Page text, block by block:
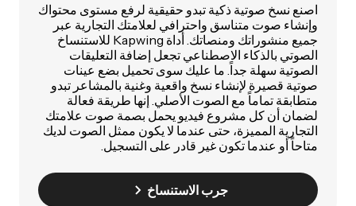
اصنع نسخ صوتية ذكية تبدو حقيقية لرفع مستوى محتواك
وإنشاء صوت متناسق واحترافي لعلامتك التجارية عبر
جميع منشوراتك ومنصاتك. أداة Kapwing للاستنساخ
الصوتي بالذكاء الاصطناعي تجعل إضافة التعليقات
الصوتية سهلة جداً. ما عليك سوى تحميل بضع عينات
صوتية قصيرة لإنشاء نسخ واقعية وغنية بالمشاعر تبدو
متطابقة تماماً مع الصوت الأصلي. إنها طريقة فعالة
لضمان أن كل مشروع فيديو يحمل بصمة صوت علامتك
التجارية المميزة، حتى عندما لا يكون ممثل الصوت لديك
متاحاً أو عندما تكون غير قادر على التسجيل.
جرب الاستنساخ